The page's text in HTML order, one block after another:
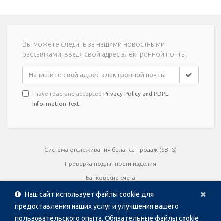
×
Наш сайт использует файлы cookie для
предоставления наших услуг и улучшения вашего
пользовательского опыта. Обязательные файлы cookie
Вы можете следить за нашими новостными
рассылками, введя свой адрес электронной почты.
I have read and accepted Privacy Policy and PDPL
Information Text
Система отслеживания баланса продаж (SBTS)
Проверка подлинности изделия
Банковские счета
Руководства пользователя
Сертификаты качества
брошюры